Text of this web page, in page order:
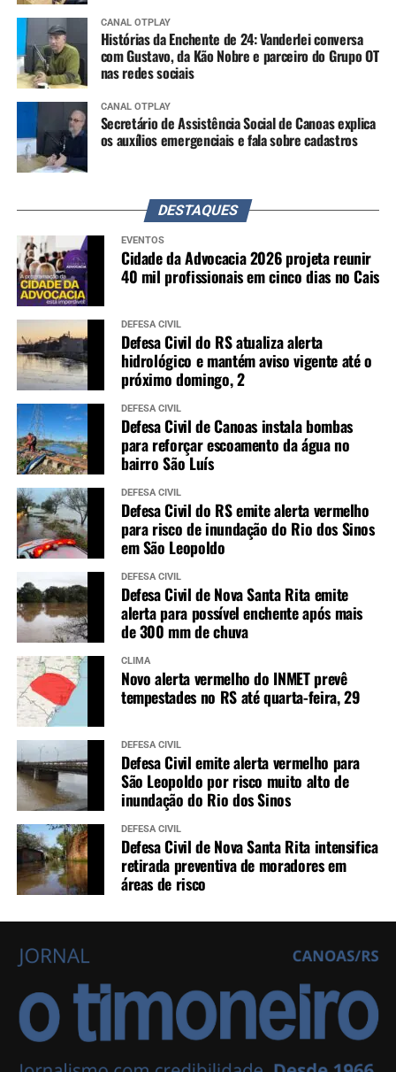
CANAL OTPLAY
Histórias da Enchente de 24: Vanderlei conversa
com Gustavo, da Kão Nobre e parceiro do Grupo OT
nas redes sociais
CANAL OTPLAY
Secretário de Assistência Social de Canoas explica
os auxílios emergenciais e fala sobre cadastros
DESTAQUES
EVENTOS
Cidade da Advocacia 2026 projeta reunir
40 mil profissionais em cinco dias no Cais
DEFESA CIVIL
Defesa Civil do RS atualiza alerta
hidrológico e mantém aviso vigente até o
próximo domingo, 2
DEFESA CIVIL
Defesa Civil de Canoas instala bombas
para reforçar escoamento da água no
bairro São Luís
DEFESA CIVIL
Defesa Civil do RS emite alerta vermelho
para risco de inundação do Rio dos Sinos
em São Leopoldo
DEFESA CIVIL
Defesa Civil de Nova Santa Rita emite
alerta para possível enchente após mais
de 300 mm de chuva
CLIMA
Novo alerta vermelho do INMET prevê
tempestades no RS até quarta-feira, 29
DEFESA CIVIL
Defesa Civil emite alerta vermelho para
São Leopoldo por risco muito alto de
inundação do Rio dos Sinos
DEFESA CIVIL
Defesa Civil de Nova Santa Rita intensifica
retirada preventiva de moradores em
áreas de risco